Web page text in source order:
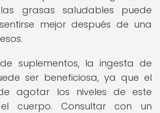
grasas saludables puede
mejor después de una
suplementos, la ingesta de
ser beneficiosa, ya que el
agotar los niveles de este
cuerpo. Consultar con un